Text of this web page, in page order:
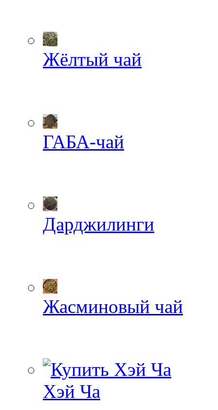
Жёлтый чай
ГАБА-чай
Дарджилинги
Жасминовый чай
Хэй Ча